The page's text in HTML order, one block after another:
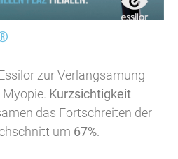
zur Verlangsamung
Kurz­sichtigkeit
das Fortschreiten der
um 67%.